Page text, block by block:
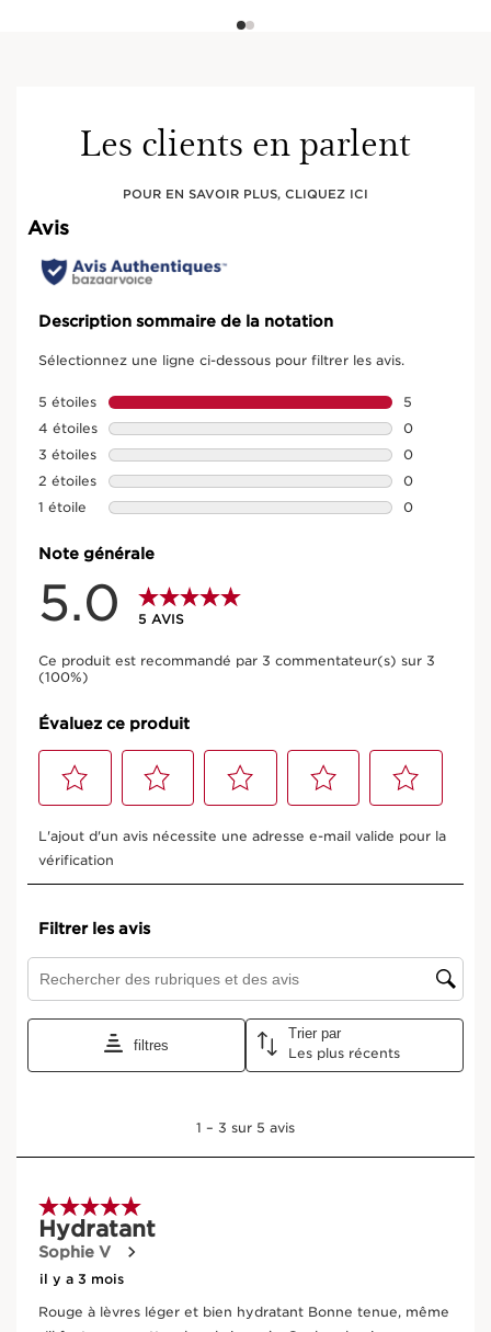
Les clients en parlent
POUR EN SAVOIR PLUS, CLIQUEZ ICI